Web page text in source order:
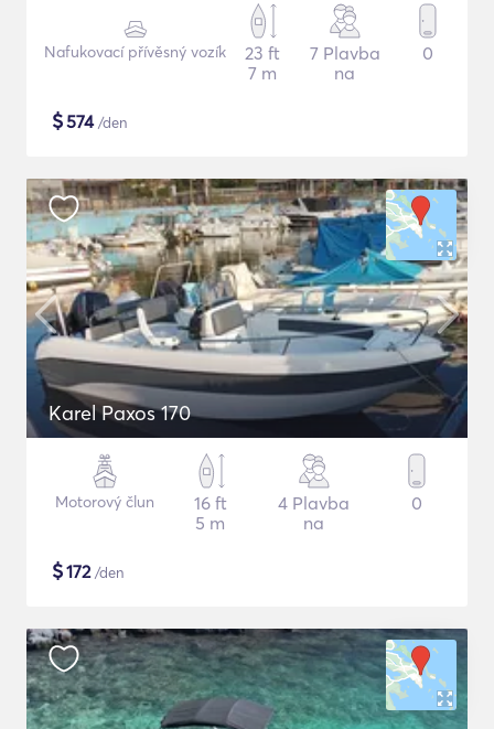
Nafukovací přívěsný vozík
23 ft
7 m
7 Plavba
na
0
$574/den
Karel Paxos 170
Motorový člun
16 ft
5 m
4 Plavba
na
0
$172/den